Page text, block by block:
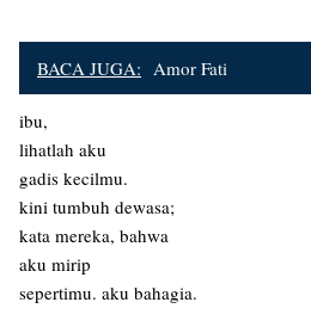
BACA JUGA: Amor Fati
ibu,
lihatlah aku
gadis kecilmu.
kini tumbuh dewasa;
kata mereka, bahwa
aku mirip
sepertimu. aku bahagia.